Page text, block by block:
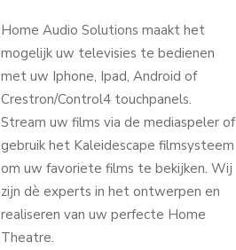
Home Audio Solutions maakt het
mogelijk uw televisies te bedienen
met uw Iphone, Ipad, Android of
Crestron/Control4 touchpanels.
Stream uw films via de mediaspeler of
gebruik het Kaleidescape filmsysteem
om uw favoriete films te bekijken. Wij
zijn dè experts in het ontwerpen en
realiseren van uw perfecte Home
Theatre.